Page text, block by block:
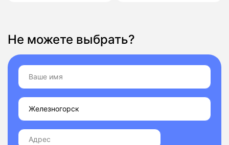
Не можете выбрать?